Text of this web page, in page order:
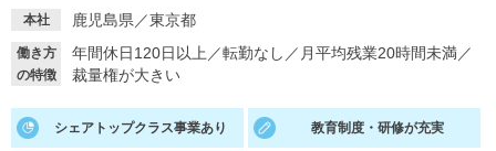
就活ノウハウ・サポート
就活支援 就活コラム
本社 鹿児島県／東京都
働き方
の特徴
年間休日120日以上 ／転勤なし ／ 月平均残業20時間未満／
裁量権が大きい
シェアトップクラス事業あり 教育制度・研修が充実